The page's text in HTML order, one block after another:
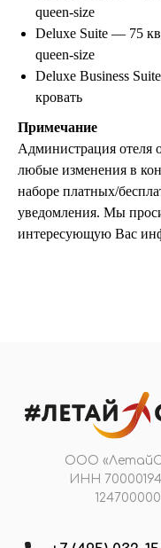
queen-size
Deluxe Suite — 75
queen-size
Deluxe Business
кровать
Примечание
Администрация отеля
любые изменения в
наборе платных/
уведомления. Мы
интересующую Вас
© 2026 #Летайотдыхай
Согласие на обработку
Пользовательское соглашение
Подобрать
ПОДПИШИТЕСЬ
В031-